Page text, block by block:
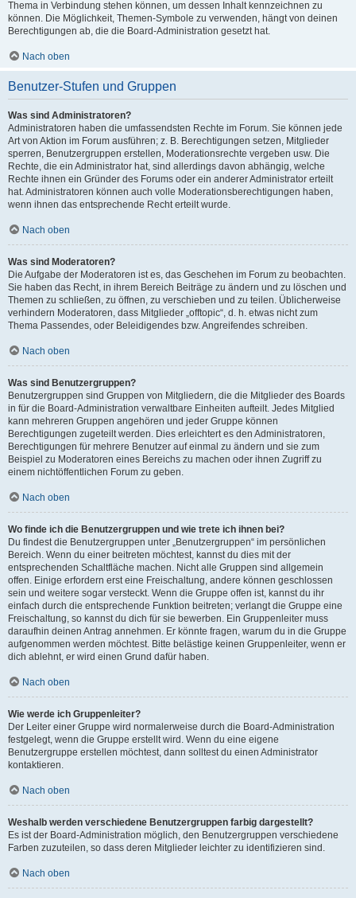
Thema in Verbindung stehen können, um dessen Inhalt kennzeichnen zu
können. Die Möglichkeit, Themen-Symbole zu verwenden, hängt von deinen
Berechtigungen ab, die die Board-Administration gesetzt hat.
Nach oben
Benutzer-Stufen und Gruppen
Was sind Administratoren?
Administratoren haben die umfassendsten Rechte im Forum. Sie können jede
Art von Aktion im Forum ausführen; z. B. Berechtigungen setzen, Mitglieder
sperren, Benutzergruppen erstellen, Moderationsrechte vergeben usw. Die
Rechte, die ein Administrator hat, sind allerdings davon abhängig, welche
Rechte ihnen ein Gründer des Forums oder ein anderer Administrator erteilt
hat. Administratoren können auch volle Moderationsberechtigungen haben,
wenn ihnen das entsprechende Recht erteilt wurde.
Nach oben
Was sind Moderatoren?
Die Aufgabe der Moderatoren ist es, das Geschehen im Forum zu beobachten.
Sie haben das Recht, in ihrem Bereich Beiträge zu ändern und zu löschen und
Themen zu schließen, zu öffnen, zu verschieben und zu teilen. Üblicherweise
verhindern Moderatoren, dass Mitglieder „offtopic“, d. h. etwas nicht zum
Thema Passendes, oder Beleidigendes bzw. Angreifendes schreiben.
Nach oben
Was sind Benutzergruppen?
Benutzergruppen sind Gruppen von Mitgliedern, die die Mitglieder des Boards
in für die Board-Administration verwaltbare Einheiten aufteilt. Jedes Mitglied
kann mehreren Gruppen angehören und jeder Gruppe können
Berechtigungen zugeteilt werden. Dies erleichtert es den Administratoren,
Berechtigungen für mehrere Benutzer auf einmal zu ändern und sie zum
Beispiel zu Moderatoren eines Bereichs zu machen oder ihnen Zugriff zu
einem nichtöffentlichen Forum zu geben.
Nach oben
Wo finde ich die Benutzergruppen und wie trete ich ihnen bei?
Du findest die Benutzergruppen unter „Benutzergruppen“ im persönlichen
Bereich. Wenn du einer beitreten möchtest, kannst du dies mit der
entsprechenden Schaltfläche machen. Nicht alle Gruppen sind allgemein
offen. Einige erfordern erst eine Freischaltung, andere können geschlossen
sein und weitere sogar versteckt. Wenn die Gruppe offen ist, kannst du ihr
einfach durch die entsprechende Funktion beitreten; verlangt die Gruppe eine
Freischaltung, so kannst du dich für sie bewerben. Ein Gruppenleiter muss
daraufhin deinen Antrag annehmen. Er könnte fragen, warum du in die Gruppe
aufgenommen werden möchtest. Bitte belästige keinen Gruppenleiter, wenn er
dich ablehnt, er wird einen Grund dafür haben.
Nach oben
Wie werde ich Gruppenleiter?
Der Leiter einer Gruppe wird normalerweise durch die Board-Administration
festgelegt, wenn die Gruppe erstellt wird. Wenn du eine eigene
Benutzergruppe erstellen möchtest, dann solltest du einen Administrator
kontaktieren.
Nach oben
Weshalb werden verschiedene Benutzergruppen farbig dargestellt?
Es ist der Board-Administration möglich, den Benutzergruppen verschiedene
Farben zuzuteilen, so dass deren Mitglieder leichter zu identifizieren sind.
Nach oben